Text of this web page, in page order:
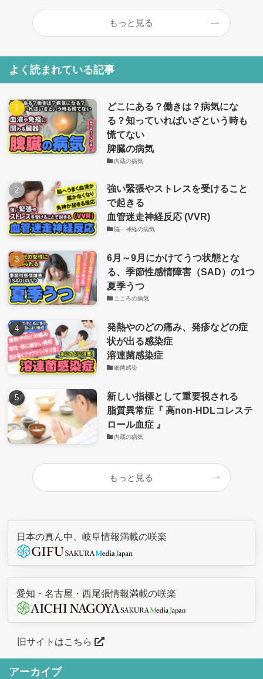
もっと見る
よく読まれている記事
どこにある？働きは？病気にな
る？知っていればいざという時も
慌てない
脾臓の病気
内蔵の病気
強い緊張やストレスを受けること
で起きる
血管迷走神経反応 (VVR)
脳・神経の病気
6月～9月にかけてうつ状態とな
る、季節性感情障害（SAD）の1つ
夏季うつ
こころの病気
発熱やのどの痛み、発疹などの症
状が出る感染症
溶連菌感染症
細菌感染
新しい指標として重要視される
脂質異常症『 高non-HDLコレステ
ロール血症 』
内蔵の病気
もっと見る
日本の真ん中、岐阜情報満載の咲楽
愛知・名古屋・西尾張情報満載の咲楽
旧サイトはこちら
アーカイブ